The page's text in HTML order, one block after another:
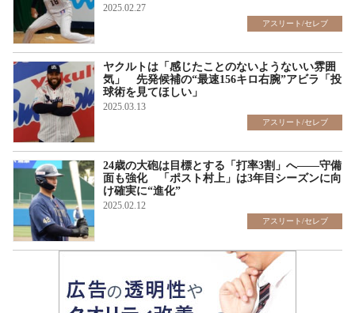
2025.02.27
アスリート/セレブ
ヤクルトは「感じたことのないようないい雰囲
気」 先発候補の“最速156キロ右腕”アビラ「投
球術を見てほしい」
2025.03.13
アスリート/セレブ
24歳の大砲は目標とする「打率3割」へ――守備
面も強化 「ポスト村上」は3年目シーズンに向
け確実に“進化”
2025.02.12
アスリート/セレブ